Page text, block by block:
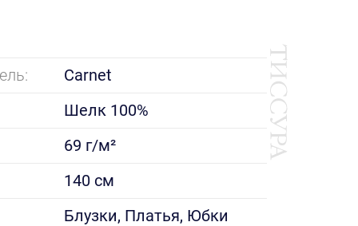
Carnet
Шелк 100%
69 г/м²
140 см
Блузки, Платья, Юбки